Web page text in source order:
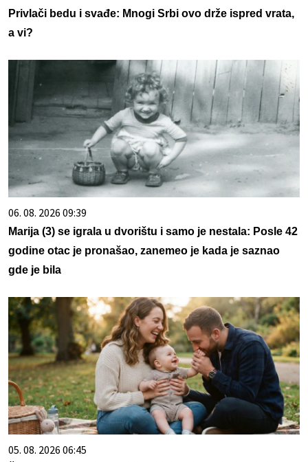
Privlači bedu i svađe: Mnogi Srbi ovo drže ispred vrata,
a vi?
06. 08. 2026 09:39
Marija (3) se igrala u dvorištu i samo je nestala: Posle 42
godine otac je pronašao, zanemeo je kada je saznao
gde je bila
05. 08. 2026 06:45